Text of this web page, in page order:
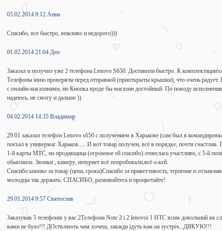
05.02.2014 9:12 Анна
Спасибо, все быстро, вежливо и недорого)))
01.02.2014 21:04 Ден
Заказал и получил уже 2 телефона Lenovo S650. Доставили быстро. К
Телефоны явно проверяли перед отправкой (приоткрыты крышки), что очень радует.
с онлайн-магазинами, но Кнопка вроде бы магазин достойный. По поводу исполнения
надеюсь, не смогу и дальше ))
04.02.2014 14:35 Владимир
29.01 заказал телефон Lenovo s650 с получением в Харькове (сам был в
поехал в универмаг Харьков..... И вот товар получен, всё в порядке, почти
1-й карты МТС, но продавщица (огромное ей спасибо) отнеслась участливо, с 5-й
обьяснила. Звонки , камеру, интернет всё попробовали,всё о-кей.
Спасибо кнопке за товар (цена, сроки)Спасибо за приветливость, терпение и
молодцы так держать. СПАСИБО, развивайтесь и процветайте!
29.01.2014 9:57 Святослав
Заказував 5 телефонів у вас 2Телефона Note 2 i 2 lenovoі 1 HTC всим довольний як
вами не було!!! ДОствляють чим хочеш, завжди ідуть вам на зустріч...ДЯКУЮ!!!